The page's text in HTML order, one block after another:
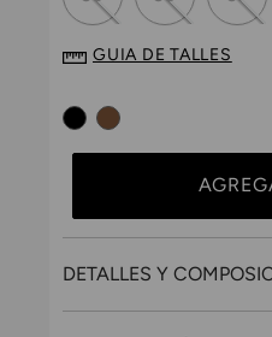
GUIA DE TALLES
DETALLES Y